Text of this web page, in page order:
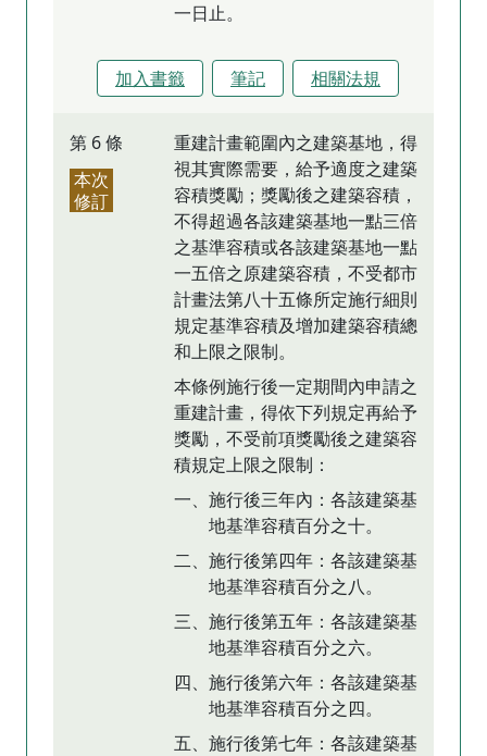
一日止。
加入書籤 筆記 相關法規
第 6 條
本次
修訂
重建計畫範圍內之建築基地，得
視其實際需要，給予適度之建築
容積獎勵；獎勵後之建築容積，
不得超過各該建築基地一點三倍
之基準容積或各該建築基地一點
一五倍之原建築容積，不受都市
計畫法第八十五條所定施行細則
規定基準容積及增加建築容積總
和上限之限制。
本條例施行後一定期間內申請之
重建計畫，得依下列規定再給予
獎勵，不受前項獎勵後之建築容
積規定上限之限制：
一、施行後三年內：各該建築基
地基準容積百分之十。
二、施行後第四年：各該建築基
地基準容積百分之八。
三、施行後第五年：各該建築基
地基準容積百分之六。
四、施行後第六年：各該建築基
地基準容積百分之四。
五、施行後第七年：各該建築基